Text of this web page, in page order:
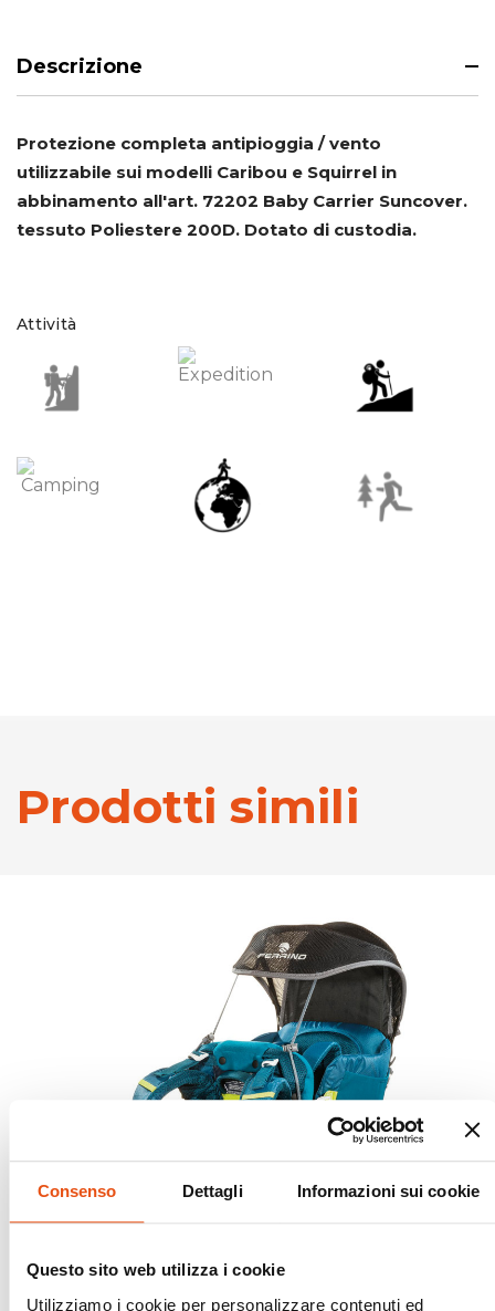
Consenso Dettagli Informazioni sui cookie
Questo sito web utilizza i cookie
Utilizziamo i cookie per personalizzare contenuti ed
Descrizione
Protezione completa antipioggia / vento
utilizzabile sui modelli Caribou e Squirrel in
abbinamento all'art. 72202 Baby Carrier Suncover.
tessuto Poliestere 200D. Dotato di custodia.
Attività
Prodotti simili